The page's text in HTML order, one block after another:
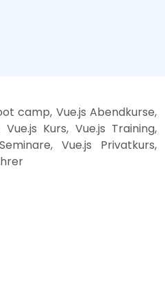
camp, Vue.js Abendkurse,
Kurs, Vue.js Training,
Vue.js Privatkurs,